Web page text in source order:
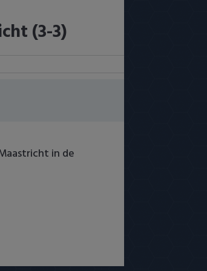
(3-3)
in de